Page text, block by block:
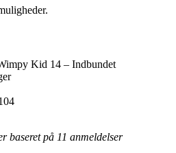
Kid 14 – Indbundet
baseret på 11 anmeldelser